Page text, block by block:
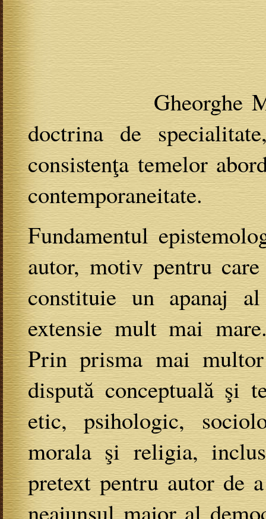
Gheorghe Mihai
doctrina de
consistenţa temelor
contemporaneitate.
Fundamentul
autor, motiv pentru
constituie un apanaj
extensie mult mai
Prin prisma mai
dispută conceptuală şi
etic, psihologic,
morala şi religia,
pretext pentru autor de
neajunsul major al